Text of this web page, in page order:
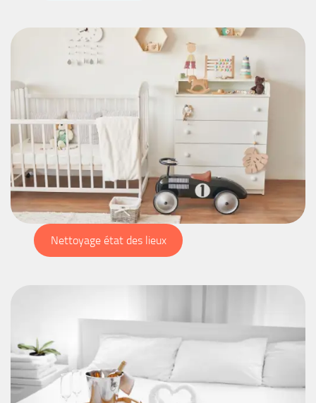
Nettoyage état des lieux